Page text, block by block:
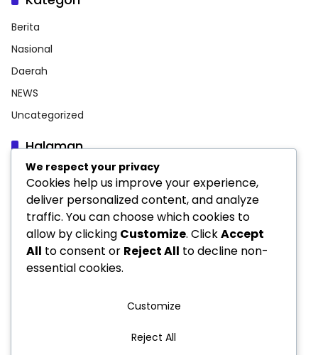
Berita
Nasional
Daerah
NEWS
Uncategorized
Halaman
Indeks Berita
INFORMASI PERUSAHAAN
Pedoman Media Siber
Privacy Policy
We respect your privacy
Cookies help us improve your experience,
deliver personalized content, and analyze
traffic. You can choose which cookies to
allow by clicking Customize. ClickAccept
All to consent or Reject All to decline non-
essential cookies.
Customize
Reject All